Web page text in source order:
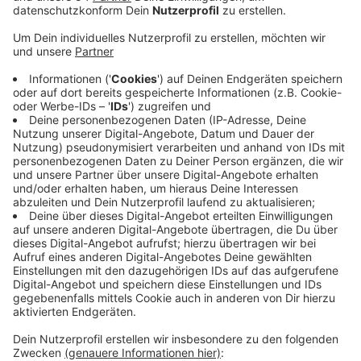
Anzeige
Ziel des Girls und Boys Day ist es, dass Jugendliche
die ganze Bandbreite an Berufen kennenlernen, ohne
sich dabei an traditionelle Rollenbilder zu halten.
Mädchen bekommen Einblicke in Berufe, in denen
überwiegend Männer tätig sind- meist sind das Berufe,
in denen Mathe, Informatik, Naturwissenschaften und
Technik eine Rolle spielen. Umgekehrt bekommen
Jungen die Chance, sich weiblich dominierte Branchen,
wie etwa die Berufe von Erziehern oder Sozialarbeitern
anzugucken. Das Ganze wird von der Bundesagentur
für Arbeit organisiert.
Anzeige